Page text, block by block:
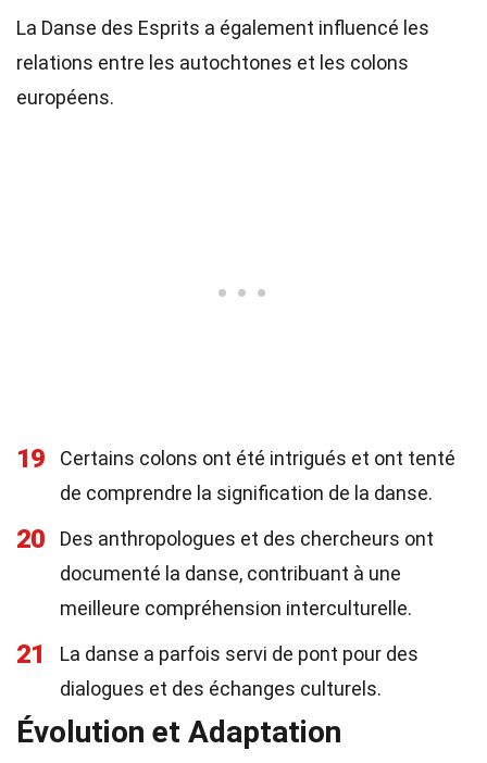
La Danse des Esprits a également influencé les
relations entre les autochtones et les colons
européens.
19
Certains colons ont été intrigués et ont tenté
de comprendre la signification de la danse.
20
Des anthropologues et des chercheurs ont
documenté la danse, contribuant à une
meilleure compréhension interculturelle.
21
La danse a parfois servi de pont pour des
dialogues et des échanges culturels.
Évolution et Adaptation